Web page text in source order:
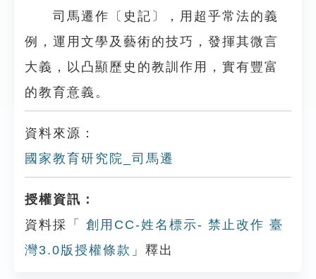
司馬遷作〔史記〕，用超乎常法的義
例，運用文學及藝術的技巧，發揮其微言
大義，以凸顯歷史的教訓作用，實有豐富
的教育意義。
資料來源：
國家教育研究院_司馬遷
授權資訊：
資料採「
創用CC-姓名標示- 禁止改作 臺
灣3.0版授權條款 」釋出